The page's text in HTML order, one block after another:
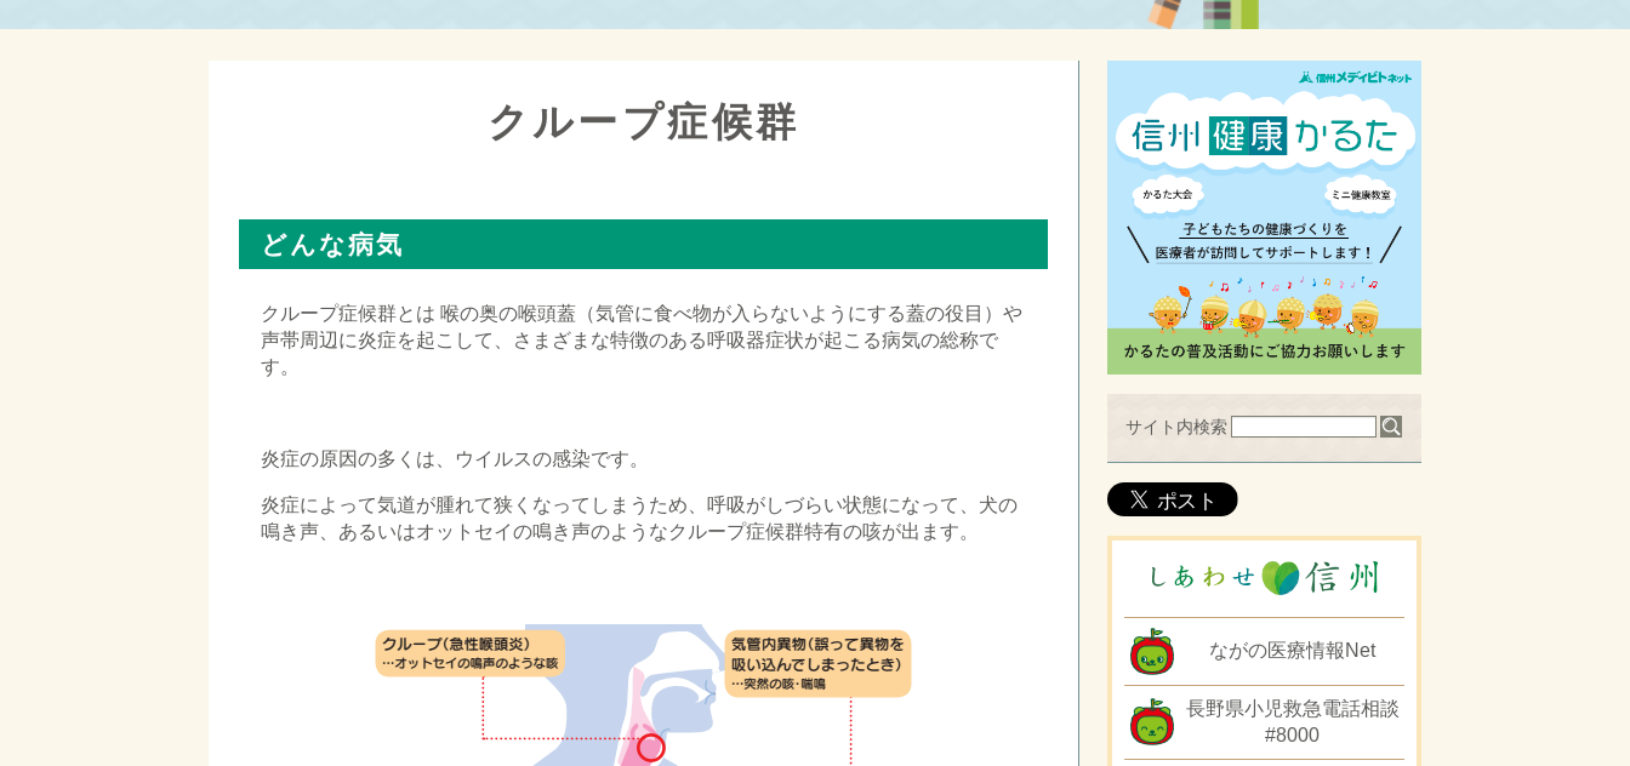
クループ症候群
どんな病気
クループ症候群とは 喉の奥の喉頭蓋（気管に食べ物が入らないようにする蓋の役目）や
声帯周辺に炎症を起こして、さまざまな特徴のある呼吸器症状が起こる病気の総称で
す。
炎症の原因の多くは、ウイルスの感染です。
炎症によって気道が腫れて狭くなってしまうため、呼吸がしづらい状態になって、犬の
鳴き声、あるいはオットセイの鳴き声のようなクループ症候群特有の咳が出ます。
サイト内検索
ながの医療情報Net
長野県小児救急電話相談
#8000